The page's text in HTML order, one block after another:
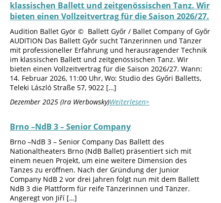
klassischen Ballett und zeitgenössischen Tanz. Wir
bieten einen Vollzeitvertrag für die Saison 2026/27.
Audition Ballet Györ © Ballett Győr / Ballet Company of Győr
AUDITION Das Ballett Győr sucht Tänzerinnen und Tänzer
mit professioneller Erfahrung und herausragender Technik
im klassischen Ballett und zeitgenössischen Tanz. Wir
bieten einen Vollzeitvertrag für die Saison 2026/27. Wann:
14. Februar 2026, 11:00 Uhr, Wo: Studio des Győri Balletts,
Teleki László Straße 57, 9022 […]
Dezember 2025 (Ira Werbowsky)Weiterlesen>
Brno –NdB 3 – Senior Company
Brno –NdB 3 – Senior Company Das Ballett des
Nationaltheaters Brno (NdB Ballet) präsentiert sich mit
einem neuen Projekt, um eine weitere Dimension des
Tanzes zu eröffnen. Nach der Gründung der Junior
Company NdB 2 vor drei Jahren folgt nun mit dem Ballett
NdB 3 die Plattform für reife Tänzerinnen und Tänzer.
Angeregt von Jiří […]